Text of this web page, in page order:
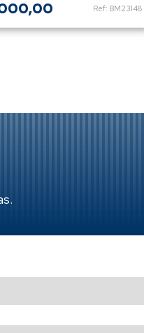
Ref: BM23148